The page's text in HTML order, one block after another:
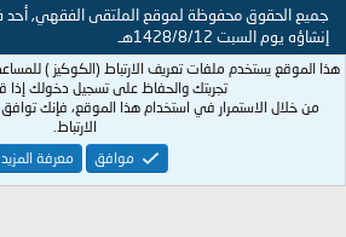
جميع الحقوق محفوظة لموقع الملتقى الفقهي, أحد
إنشاؤه يوم السبت 1428/8/12هـ
هذا الموقع يستخدم ملفات تعريف الارتباط (الكوكيز )
تجربتك والحفاظ على تسجيل دخولك إذا
من خلال الاستمرار في استخدام هذا الموقع، فإنك
الارتباط.
موافق
معرفة